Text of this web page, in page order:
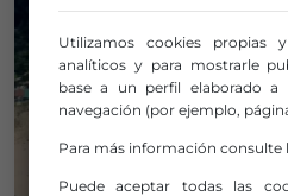
Utilizamos cookies propias
analíticos y para mostrarle
base a un perfil elaborado
navegación (por ejemplo,
Para más información consulte
Puede aceptar todas las